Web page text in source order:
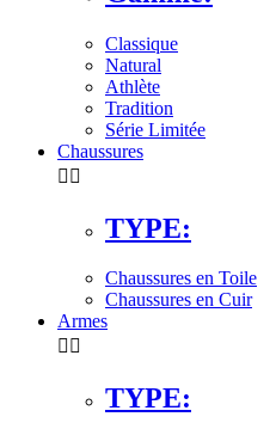
Classique
Natural
Athlète
Tradition
Série Limitée
Chaussures
 
TYPE:
Chaussures en Toile
Chaussures en Cuir
Armes
 
TYPE: